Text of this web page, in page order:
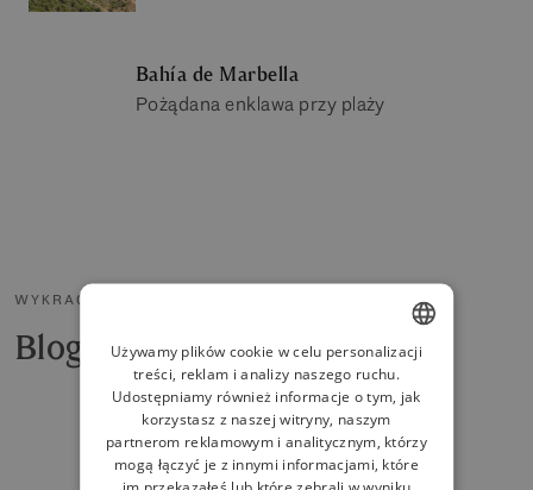
Bahía de Marbella
Pożądana enklawa przy plaży
WYKRACZAMY POZA RYNEK MIESZKANIOWY
Blog i aktualności
ENGLISH
SPANISH
FRENCH
Używamy plików cookie w celu personalizacji
treści, reklam i analizy naszego ruchu.
Udostępniamy również informacje o tym, jak
korzystasz z naszej witryny, naszym
partnerom reklamowym i analitycznym, którzy
mogą łączyć je z innymi informacjami, które